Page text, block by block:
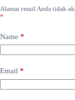
Alamat email Anda tidak
*
Name *
Email *